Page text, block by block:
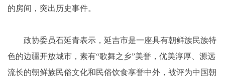
的房间，突出历史事件。
政协委员石延青表示，延吉市是一座具有朝鲜族民族特
色的边疆开放城市，素有“歌舞之乡”美誉，优美淳厚、源远
流长的朝鲜族民俗文化和民俗饮食享誉中外，被评为中国朝